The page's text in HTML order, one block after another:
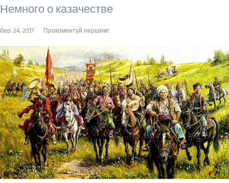
Немного о казачестве
бер. 24, 2017 Прокоментуй першим!